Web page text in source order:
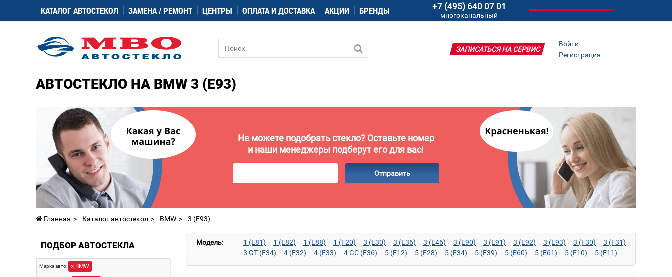
КАТАЛОГ АВТОСТЕКОЛ ЗАМЕНА / РЕМОНТ ЦЕНТРЫ ОПЛАТА И ДОСТАВКА АКЦИИ БРЕНДЫ +7 (495) 640 07 01
многоканальный
Войти
Регистрация
ЗАПИСАТЬСЯ НА СЕРВИС
АВТОСТЕКЛО НА BMW 3 (E93)
Не можете подобрать стекло? Оставьте номер
и наши менеджеры подберут его для вас!
Отправить
Главная Каталог автостекол BMW 3 (E93)
ПОДБОР АВТОСТЕКЛА
Марка авто: × BMW
Модель: 1 (E81) 1 (E82) 1 (E88) 1 (F20) 3 (E30) 3 (E36) 3 (E46) 3 (E90) 3 (E91) 3 (E92) 3 (E93) 3 (F30)
3 (F31)
3 GT (F34)
4 (F32) 4 (F33) 4 GC (F36) 5 (E12) 5 (E28) 5 (E34) 5 (E39) 5 (E60) 5 (E61) 5 (F10)
5 (F11)